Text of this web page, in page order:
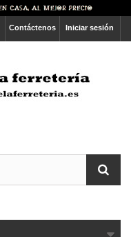
Iniciar sesión
Contáctenos